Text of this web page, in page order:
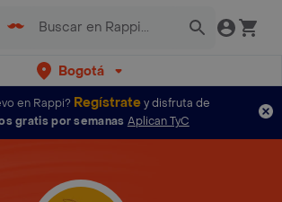
Bogotá
en Rappi? Regístratey disfruta de
gratis por semanas Aplican TyC